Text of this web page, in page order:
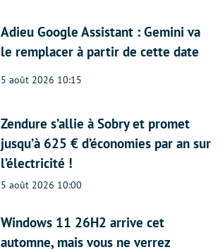
Adieu Google Assistant : Gemini va
le remplacer à partir de cette date
5 août 2026 10:15
Zendure s’allie à Sobry et promet
jusqu’à 625 € d’économies par an sur
l’électricité !
5 août 2026 10:00
Windows 11 26H2 arrive cet
automne, mais vous ne verrez